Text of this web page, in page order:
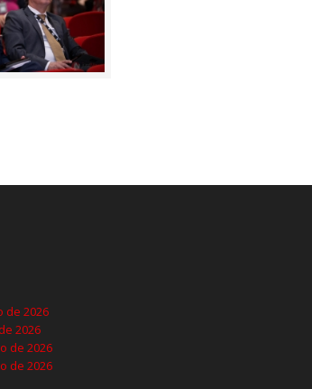
de 2026
2026
de 2026
de 2026